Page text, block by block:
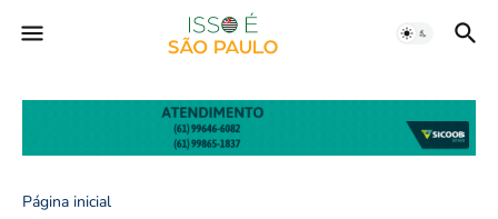
Página inicial